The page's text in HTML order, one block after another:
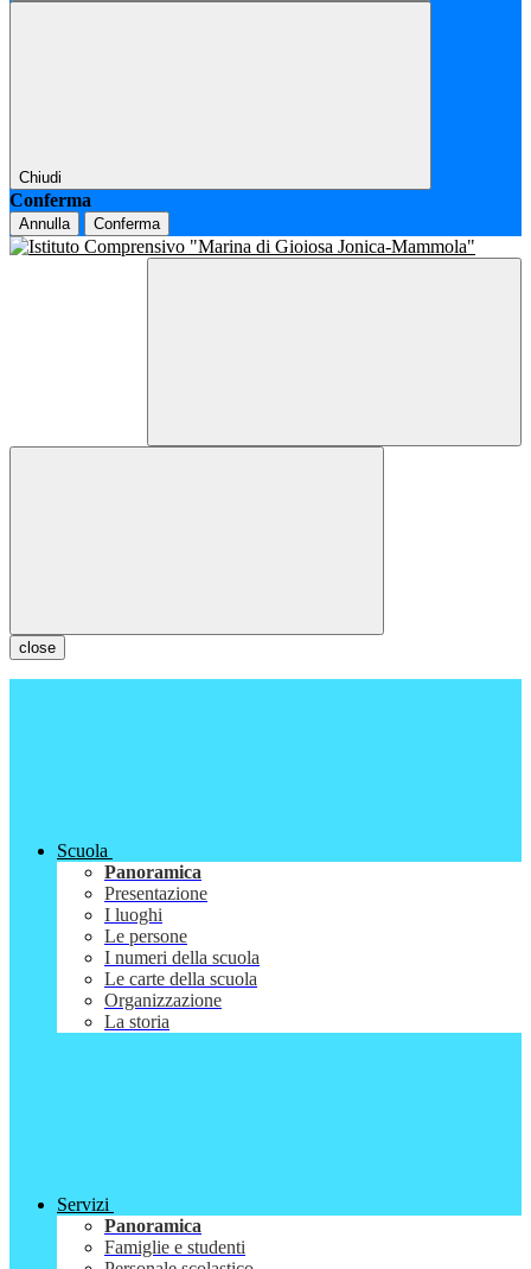
Chiudi
Conferma
Annulla Conferma
close
Scuola
Panoramica
Presentazione
I luoghi
Le persone
I numeri della scuola
Le carte della scuola
Organizzazione
La storia
Servizi
Panoramica
Famiglie e studenti